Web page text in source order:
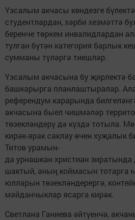
Үзсалым акчасы көндезге
студентлардан, хәрби хезмәттә
беренче төркем инвалидлардан
тулган бүтән категория барлык
сумманы түләргә тиешләр.
Үзсалым акчасына бу җирлектә
башкарырга планлаштыралар.
референдум карарында
акчасына быел чишмәләр
төзекләндерү дә күздә тотыла.
кирәк-ярак саклау өчен хуҗалык
Титов урамын-
да урнашкан христиан
шактый, аның коймасын тотарга
юлларын төзекләндерергә,
мәйданчыклар ясарга кирәк.
Светлана Ганиева әйтүенчә,